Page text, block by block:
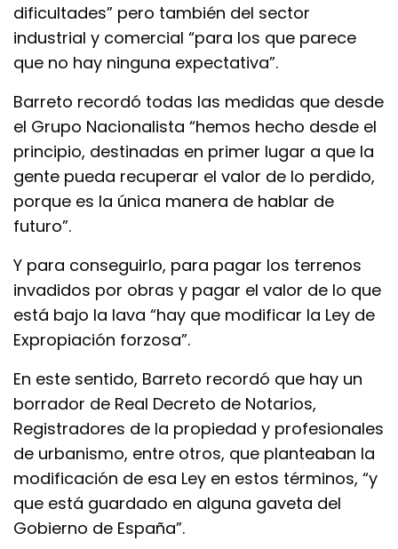
dificultades” pero también del sector
industrial y comercial “para los que parece
que no hay ninguna expectativa”.
Barreto recordó todas las medidas que desde
el Grupo Nacionalista “hemos hecho desde el
principio, destinadas en primer lugar a que la
gente pueda recuperar el valor de lo perdido,
porque es la única manera de hablar de
futuro”.
Y para conseguirlo, para pagar los terrenos
invadidos por obras y pagar el valor de lo que
está bajo la lava “hay que modificar la Ley de
Expropiación forzosa”.
En este sentido, Barreto recordó que hay un
borrador de Real Decreto de Notarios,
Registradores de la propiedad y profesionales
de urbanismo, entre otros, que planteaban la
modificación de esa Ley en estos términos, “y
que está guardado en alguna gaveta del
Gobierno de España”.